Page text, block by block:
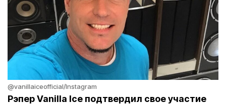
@vanillaiceofficial/Instagram
Рэпер Vanilla Ice подтвердил свое участие